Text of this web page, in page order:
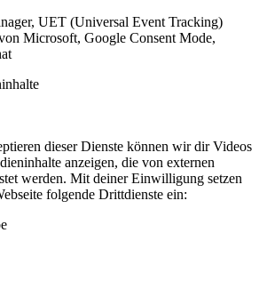
UET (Universal Event Tracking)
Microsoft, Google Consent Mode,
dieser Dienste können wir dir Videos
anzeigen, die von externen
werden. Mit deiner Einwilligung setzen
folgende Drittdienste ein: